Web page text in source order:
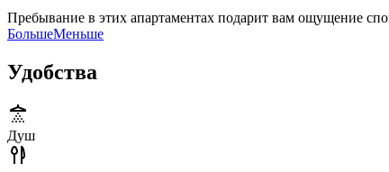
Пребывание в этих апартаментах подарит вам ощущение
БольшеМеньше
Удобства
Душ